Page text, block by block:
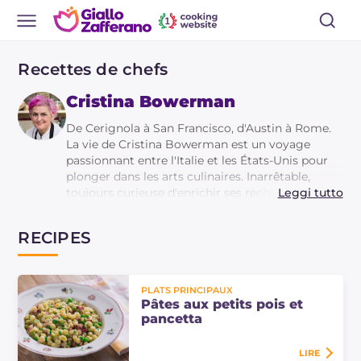
Recettes de chefs
Cristina Bowerman
De Cerignola à San Francisco, d'Austin à Rome.
La vie de Cristina Bowerman est un voyage
passionnant entre l'Italie et les États-Unis pour
plonger dans les arts culinaires. Inarrêtable,
toujours curieuse d'enrichir ses recherches,
seule femme à avoir obtenu une étoile Michelin
Hostaria à Rome, elle vient de donner vie à son
projet le plus ambitieux, l'ouverture de 'Romeo e
Giulietta' dans le quartier de Testaccio, un lieu
multifonctionnel qui ressemble à un organisme
vivant, englobant un restaurant gastronomique,
un four, une pizzeria napolitaine et romaine, une
Leggi tutto
RECIPES
PLATS PRINCIPAUX
Pâtes aux petits pois et
pancetta
LIRE